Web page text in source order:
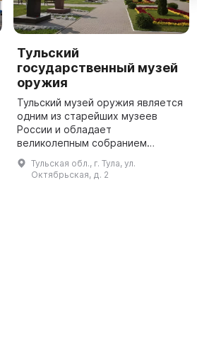
Тульский
государственный музей
оружия
Тульский музей оружия является
одним из старейших музеев
России и обладает
великолепным собранием
огнестрельного и холодного
оружия отечественного и
зарубежного производства. Он
Тульская обл., г. Тула, ул.
Октябрьская, д. 2